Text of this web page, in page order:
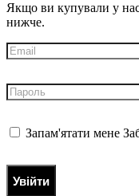
Якщо ви купували у нас
нижче.
Запам'ятати мене
Увійти